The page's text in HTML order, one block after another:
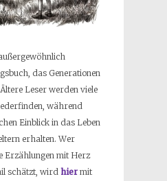
das Generationen
Leser werden viele
während
Einblick in das Leben
erhalten. Wer
Erzählungen mit Herz
schätzt, wirdhiermit